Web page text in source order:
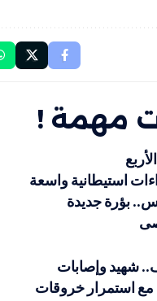
مهمة !
استيطانية واسعة
بؤرة جديدة
شهيد وإصابات
مع استمرار خروقات